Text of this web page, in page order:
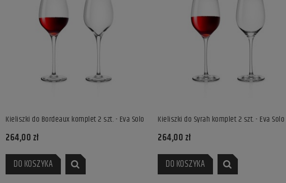
Wazon Omaggio, 20 cm, czarny - Kahler
Design
247,00 zł
DO KOSZYKA
Płaska misa Omaggio, 30 cm, czarny -
Kahler Design
288,00 zł
DO KOSZYKA
Kieliszki do Bordeaux komplet 2 szt. - Eva Solo
264,00 zł
DO KOSZYKA
Kieliszki do Syrah komplet 2 szt. - Eva Solo
264,00 zł
DO KOSZYKA